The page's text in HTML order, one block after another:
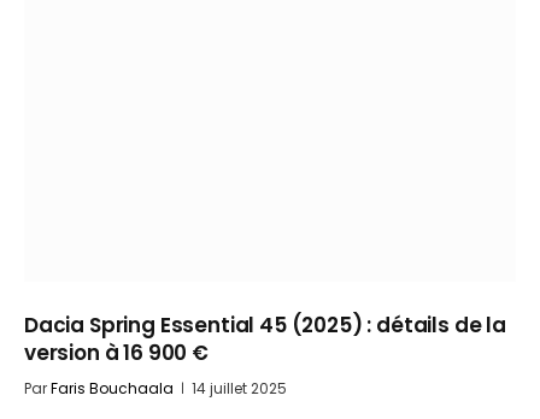
Dacia Spring Essential 45 (2025) : détails de la
version à 16 900 €
ParFaris Bouchaala 14 juillet 2025